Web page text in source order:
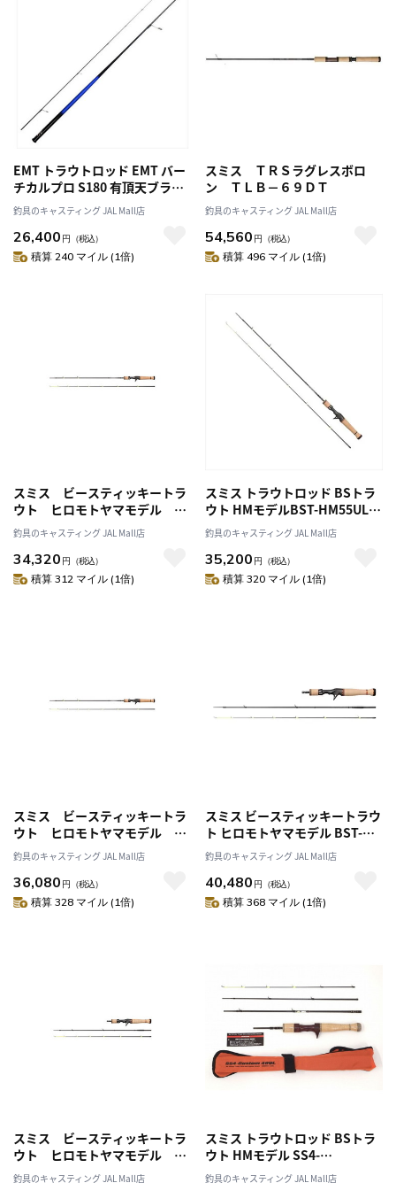
EMT トラウトロッド EMT バー
チカルプロ S180 有頂天ブラッ
クブルー （スピニング・2ピー
ス）
釣具のキャスティング JAL Mall店
26,400 円 （税込）
積算 240 マイル (1倍)
スミス ＴＲＳラグレスボロ
ン ＴＬＢ－６９ＤＴ
釣具のキャスティング JAL Mall店
54,560 円 （税込）
積算 496 マイル (1倍)
スミス ビースティッキートラ
ウト ヒロモトヤマモデル Ｂ
ＳＴ－ＨＭ５３ＵＬ／Ｃ
釣具のキャスティング JAL Mall店
34,320 円 （税込）
積算 312 マイル (1倍)
スミス トラウトロッド BSトラ
ウト HMモデルBST-HM55UL/C
(ベイト/2ピース)
釣具のキャスティング JAL Mall店
35,200 円 （税込）
積算 320 マイル (1倍)
スミス ビースティッキートラ
ウト ヒロモトヤマモデル Ｂ
ＳＴ－ＨＭ５７ＵＬ／Ｃ
釣具のキャスティング JAL Mall店
36,080 円 （税込）
積算 328 マイル (1倍)
スミス ビースティッキートラウ
ト ヒロモトヤマモデル BST-
EXS45UL/C3
釣具のキャスティング JAL Mall店
40,480 円 （税込）
積算 368 マイル (1倍)
スミス ビースティッキートラ
ウト ヒロモトヤマモデル Ｂ
ＳＴ－ＥＸＳ４７ＵＬ／Ｃ３
釣具のキャスティング JAL Mall店
スミス トラウトロッド BSトラ
ウト HMモデル SS4-
CUSTOM49UL
釣具のキャスティング JAL Mall店